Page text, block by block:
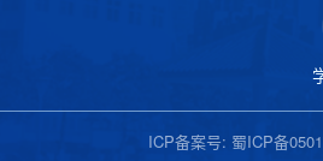
ICP备案号: 蜀ICP备